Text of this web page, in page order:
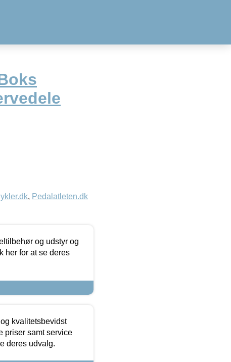
, Pedalatleten.dk
og udstyr og
her for at se deres
kvalitetsbevidst
priser samt service
deres udvalg.